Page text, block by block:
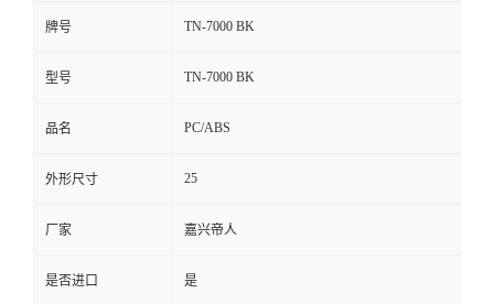
牌号 TN-7000 BK
型号 TN-7000 BK
品名 PC/ABS
外形尺寸 25
厂家 嘉兴帝人
是否进口 是